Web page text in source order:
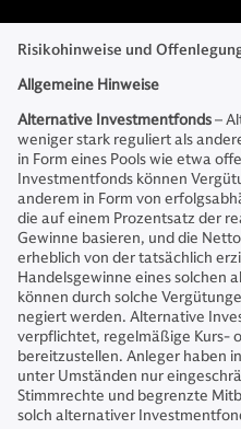
Risikohinweise und
Allgemeine Hinweise
Alternative Investmentfonds–
weniger stark reguliert als
in Form eines Pools wie etwa
Investmentfonds können
anderem in Form von
die auf einem Prozentsatz der
Gewinne basieren, und die
erheblich von der tatsächlich
Handelsgewinne eines solchen
können durch solche
negiert werden. Alternative
verpflichtet, regelmäßige Kurs-
bereitzustellen. Anleger haben
unter Umständen nur
Stimmrechte und begrenzte
solch alternativer